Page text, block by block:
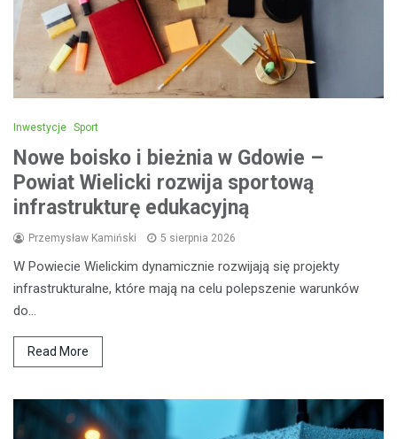
Inwestycje Sport
Nowe boisko i bieżnia w Gdowie –
Powiat Wielicki rozwija sportową
infrastrukturę edukacyjną
Przemysław Kamiński 5 sierpnia 2026
W Powiecie Wielickim dynamicznie rozwijają się projekty
infrastrukturalne, które mają na celu polepszenie warunków
do…
Read More